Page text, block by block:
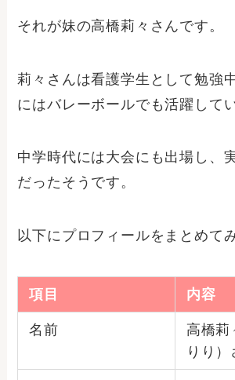
それが妹の高橋莉々さんです。
莉々さんは看護学生として勉強
にはバレーボールでも活躍して
中学時代には大会にも出場し、
だったそうです。
以下にプロフィールをまとめて
項目 内容
名前
高橋莉
りり）